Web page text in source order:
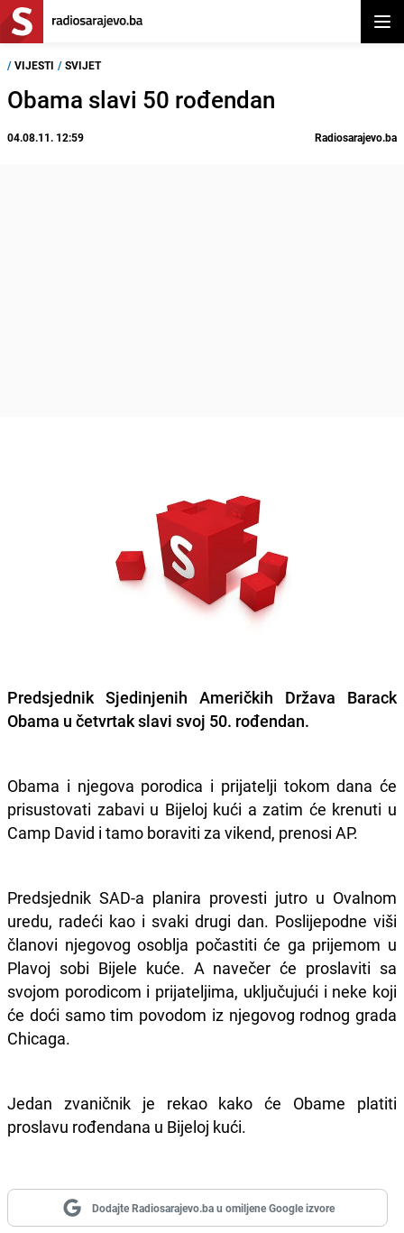
/ VIJESTI / SVIJET
Obama slavi 50 rođendan
04.08.11. 12:59 Radiosarajevo.ba
Predsjednik Sjedinjenih Američkih Država Barack
Obama u četvrtak slavi svoj 50. rođendan.
Obama i njegova porodica i prijatelji tokom dana će
prisustovati zabavi u Bijeloj kući a zatim će krenuti u
Camp David i tamo boraviti za vikend, prenosi AP.
Predsjednik SAD-a planira provesti jutro u Ovalnom
uredu, radeći kao i svaki drugi dan. Poslijepodne viši
članovi njegovog osoblja počastiti će ga prijemom u
Plavoj sobi Bijele kuće. A navečer će proslaviti sa
svojom porodicom i prijateljima, uključujući i neke koji
će doći samo tim povodom iz njegovog rodnog grada
Chicaga.
Jedan zvaničnik je rekao kako će Obame platiti
proslavu rođendana u Bijeloj kući.
Dodajte Radiosarajevo.ba u omiljene Google izvore